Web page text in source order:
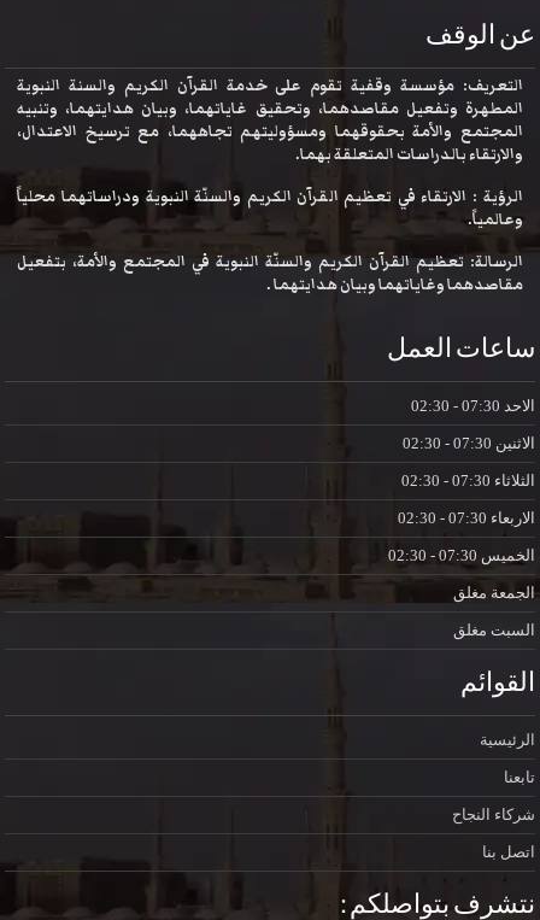
عن الوقف
التعريف: مؤسسة وقفية تقوم على خدمة القرآن الكريم والسنة النبوية
المطهرة وتفعيل مقاصدهما، وتحقيق غاياتهما، وبيان هدايتهما، وتنبيه
المجتمع والأمة بحقوقهما ومسؤوليتهم تجاههما، مع ترسيخ الاعتدال،
والارتقاء بالدراسات المتعلقة بهما.
الرؤية : الارتقاء في تعظيم القرآن الكريم والسنّة النبوية ودراساتهما محلياً
وعالمياً.
الرسالة: تعظيم القرآن الكريم والسنّة النبوية في المجتمع والأمة، بتفعيل
مقاصدهما وغاياتهما وبيان هدايتهما .
ساعات العمل
الاحد
الاثنين
الثلاثاء
الاربعاء
الخميس
الجمعة مغلق
السبت مغلق
القوائم
الرئيسية
تابعنا
شركاء النجاح
اتصل بنا
نتشرف بتواصلكم :